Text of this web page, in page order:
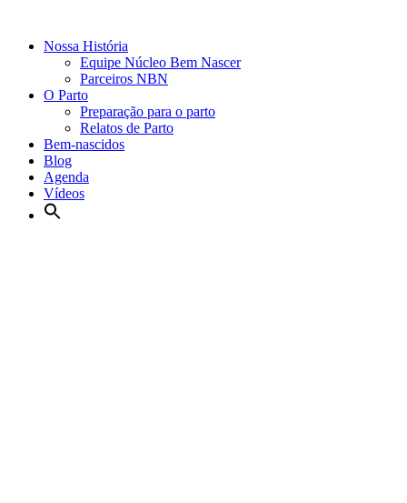
Nossa História
Equipe Núcleo Bem Nascer
Parceiros NBN
O Parto
Preparação para o parto
Relatos de Parto
Bem-nascidos
Blog
Agenda
Vídeos